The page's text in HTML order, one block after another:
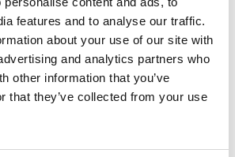
features and to analyse our traffic.
about your use of our site with
and analytics partners who
other information that you’ve
that they’ve collected from your use
alltid hjälm och ha en
med dig ifall olyckan är framme.
vara mer trafikerade än andra och
variera.
fotgängare, bilister och andra
att du inte är ensam på